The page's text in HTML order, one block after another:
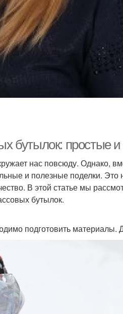
бутылок: простые
нас повсюду. Однако,
и полезные поделки. Это
В этой статье мы
бутылок.
подготовить